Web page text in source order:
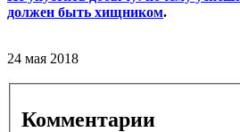
должен быть хищником.
24 мая 2018
Комментарии